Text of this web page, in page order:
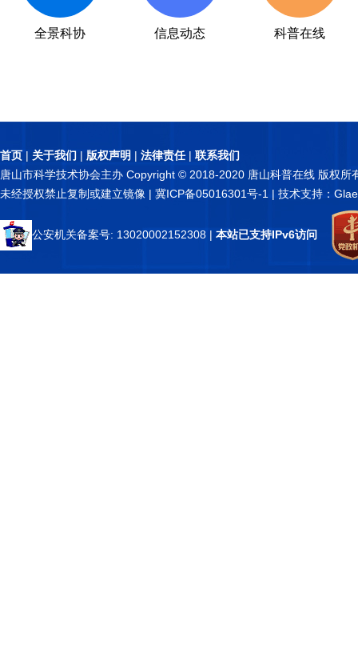
深静脉血栓基础知识
全景科协 信息动态 科普在线
首页 | 关于我们 | 版权声明 | 法律责任| 联系我们
唐山市科学技术协会主办 Copyright © 2018-2020 唐山科普在线 版权所
未经授权禁止复制或建立镜像 | 冀ICP备05016301号-1 | 技术支持：
公安机关备案号: 13020002152308 | 本站已支持IPv6访问